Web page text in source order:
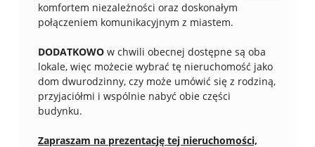
komfortem niezależności oraz doskonałym
połączeniem komunikacyjnym z miastem.
DODATKOWO w chwili obecnej dostępne są oba
lokale, więc możecie wybrać tę nieruchomość jako
dom dwurodzinny, czy może umówić się z rodziną,
przyjaciółmi i wspólnie nabyć obie części
budynku.
Zapraszam na prezentację tej nieruchomości,